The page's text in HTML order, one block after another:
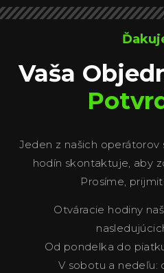
Vaša
Jeden z našich operátorov
hodín skontaktuje, aby
Prosíme,
Otváracie hodiny
Od pondelka do
V sobotu a nedeľu: